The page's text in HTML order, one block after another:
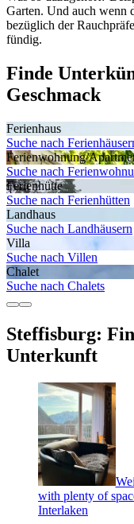
Garten. Und auch wenn
bezüglich der
fündig.
Finde
Geschmack
Ferienhaus
Suche nach
Ferienwohnung/
Suche nach
Ferienhütte
Suche nach Ferienhütten
Landhaus
Suche nach Landhäusern
Villa
Suche nach Villen
Chalet
Suche nach Chalets
Steffisburg:
Unterkunft
with plenty of
Interlaken